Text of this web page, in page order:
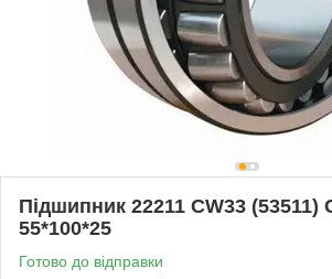
Підшипник 22211 CW33 (53511)
55*100*25
Готово до відправки